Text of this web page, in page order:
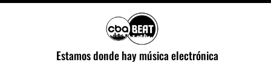
Estamos donde hay música electrónica